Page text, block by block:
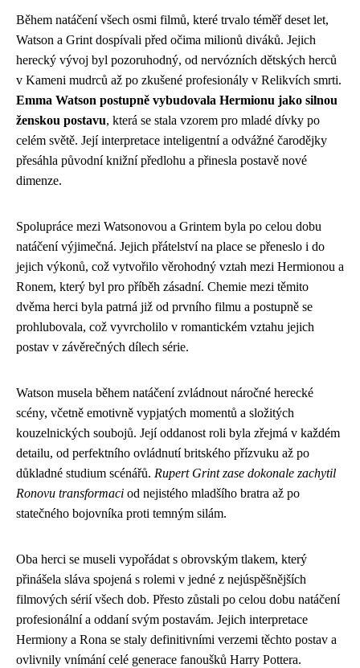
Během natáčení všech osmi filmů, které trvalo téměř deset let,
Watson a Grint dospívali před očima milionů diváků. Jejich
herecký vývoj byl pozoruhodný, od nervózních dětských herců
v Kameni mudrců až po zkušené profesionály v Relikvích smrti.
Emma Watson postupně vybudovala Hermionu jako silnou
ženskou postavu, která se stala vzorem pro mladé dívky po
celém světě. Její interpretace inteligentní a odvážné čarodějky
přesáhla původní knižní předlohu a přinesla postavě nové
dimenze.
Spolupráce mezi Watsonovou a Grintem byla po celou dobu
natáčení výjimečná. Jejich přátelství na place se přeneslo i do
jejich výkonů, což vytvořilo věrohodný vztah mezi Hermionou a
Ronem, který byl pro příběh zásadní. Chemie mezi těmito
dvěma herci byla patrná již od prvního filmu a postupně se
prohlubovala, což vyvrcholilo v romantickém vztahu jejich
postav v závěrečných dílech série.
Watson musela během natáčení zvládnout náročné herecké
scény, včetně emotivně vypjatých momentů a složitých
kouzelnických soubojů. Její oddanost roli byla zřejmá v každém
detailu, od perfektního ovládnutí britského přízvuku až po
důkladné studium scénářů. Rupert Grint zase dokonale zachytil
Ronovu transformaci od nejistého mladšího bratra až po
statečného bojovníka proti temným silám.
Oba herci se museli vypořádat s obrovským tlakem, který
přinášela sláva spojená s rolemi v jedné z nejúspěšnějších
filmových sérií všech dob. Přesto zůstali po celou dobu natáčení
profesionální a oddaní svým postavám. Jejich interpretace
Hermiony a Rona se staly definitivními verzemi těchto postav a
ovlivnily vnímání celé generace fanoušků Harry Pottera.